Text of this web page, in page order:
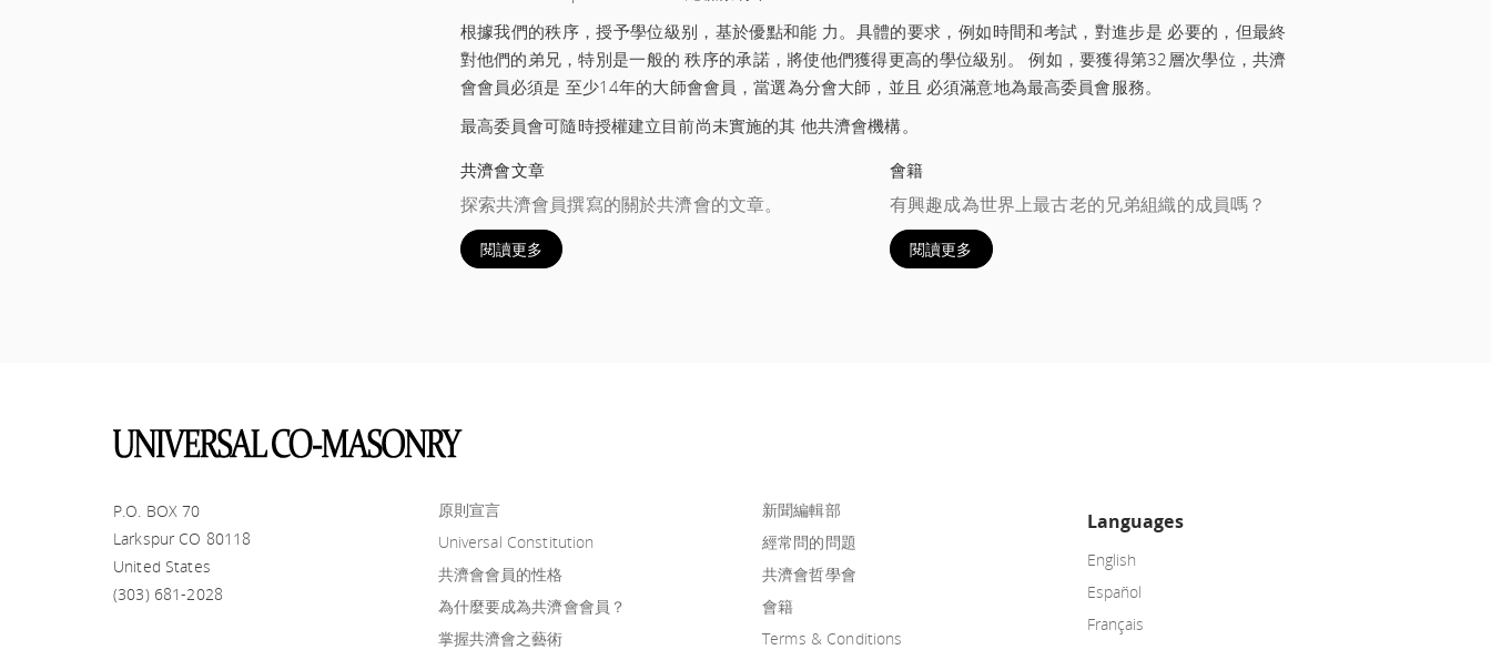
根據我們的秩序，授予學位級别，基於優點和能 力。具體的要求，例如時間和考試，對進步是 必要的，但最終
對他們的弟兄，特別是一般的 秩序的承諾，將使他們獲得更高的學位級别。 例如，要獲得第32層次學位，共濟
會會員必須是 至少14年的大師會會員，當選為分會大師，並且 必須滿意地為最高委員會服務。
最高委員會可隨時授權建立目前尚未實施的其 他共濟會機構。
共濟會文章
探索共濟會員撰寫的關於共濟會的文章。
閱讀更多
會籍
有興趣成為世界上最古老的兄弟組織的成員嗎？
閱讀更多
P.O. BOX 70
Larkspur CO 80118
United States
(303) 681-2028
原則宣言
Universal Constitution
共濟會會員的性格
為什麼要成為共濟會會員？
掌握共濟會之藝術
新聞編輯部
經常問的問題
共濟會哲學會
會籍
Terms & Conditions
Languages
English
Español
Français